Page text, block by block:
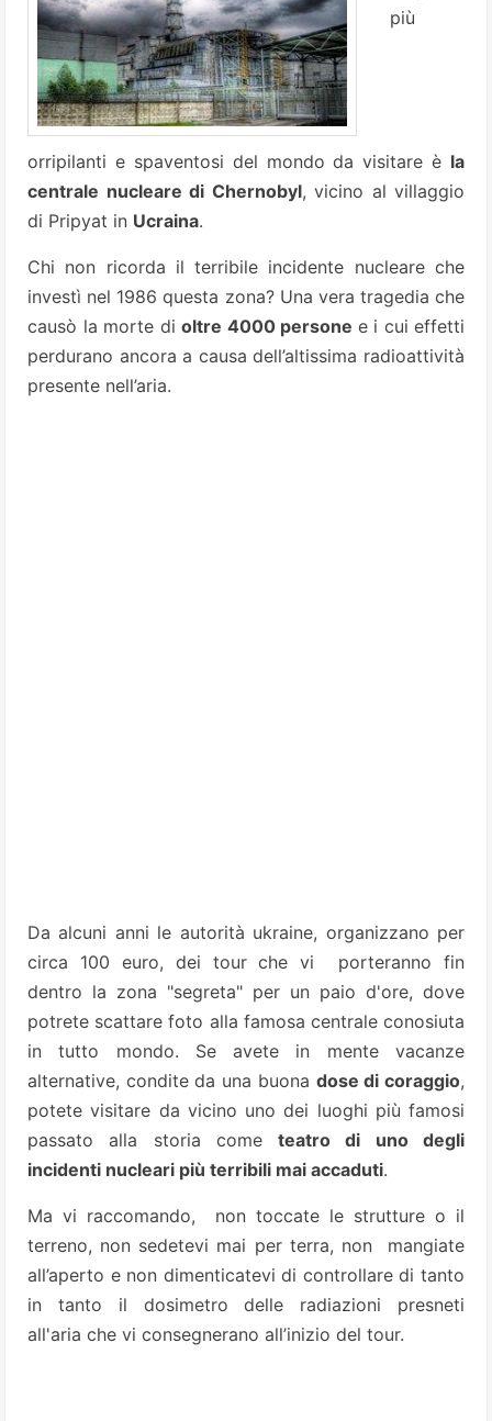
più
orripilanti e spaventosi del mondo da visitare è la
centrale nucleare di Chernobyl, vicino al villaggio
di Pripyat in Ucraina.
Chi non ricorda il terribile incidente nucleare che
investì nel 1986 questa zona? Una vera tragedia che
causò la morte di oltre 4000 persone e i cui effetti
perdurano ancora a causa dell’altissima radioattività
presente nell’aria.
Da alcuni anni le autorità ukraine, organizzano per
circa 100 euro, dei tour che vi porteranno fin
dentro la zona "segreta" per un paio d'ore, dove
potrete scattare foto alla famosa centrale conosiuta
in tutto mondo. Se avete in mente vacanze
alternative, condite da una buona dose di coraggio,
potete visitare da vicino uno dei luoghi più famosi
passato alla storia come teatro di uno degli
incidenti nucleari più terribili mai accaduti.
Ma vi raccomando, non toccate le strutture o il
terreno, non sedetevi mai per terra, non mangiate
all’aperto e non dimenticatevi di controllare di tanto
in tanto il dosimetro delle radiazioni presneti
all'aria che vi consegnerano all’inizio del tour.